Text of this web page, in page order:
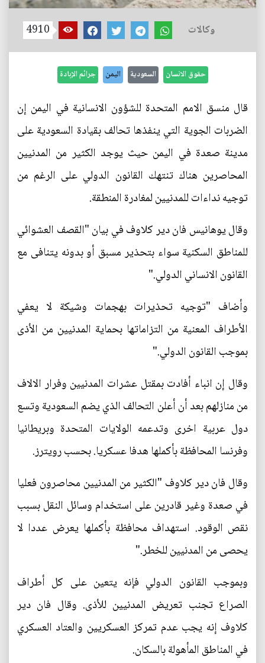
وكالات 4910
حقوق الانسان السعودية اليمن جرائم الإبادة
قال منسق الامم المتحدة للشؤون الانسانية في اليمن إن
الضربات الجوية التي ينفذها تحالف بقيادة السعودية على
مدينة صعدة في اليمن حيث يوجد الكثير من المدنيين
المحاصرين هناك تنتهك القانون الدولي على الرغم من
توجيه نداءات للمدنيين لمغادرة المنطقة.
وقال يوهانيس فان دير كلاوف في بيان "القصف العشوائي
للمناطق السكنية سواء بتحذير مسبق أو بدونه يتنافى مع
القانون الانساني الدولي."
وأضاف "توجيه تحذيرات بهجمات وشيكة لا يعفي
الأطراف المعنية من التزاماتها بحماية المدنيين من الأذى
بموجب القانون الدولي."
وقال إن انباء أفادت بمقتل عشرات المدنيين وفرار الالاف
من منازلهم بعد أن أعلن التحالف الذي يضم السعودية وتسع
دول عربية اخرى وتدعمه الولايات المتحدة وبريطانيا
وفرنسا المحافظة بأكملها هدفا عسكريا. بحسب رويترز.
وقال فان دير كلاوف "الكثير من المدنيين محاصرون فعليا
في صعدة وغير قادرين على استخدام وسائل النقل بسبب
نقص الوقود. استهداف محافظة بأكملها يعرض عددا لا
يحصى من المدنيين للخطر."
وبموجب القانون الدولي فإنه يتعين على كل أطراف
الصراع تجنب تعريض المدنيين للأذى. وقال فان دير
كلاوف إنه يجب عدم تمركز العسكريين والعتاد العسكري
في المناطق المأهولة بالسكان.